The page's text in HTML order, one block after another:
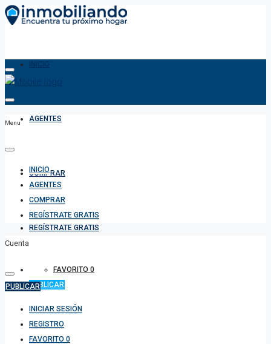
INICIO
AGENTES
COMPRAR
REGÍSTRATE GRATIS
FAVORITO 0
PUBLICAR
Menu
INICIO
AGENTES
COMPRAR
REGÍSTRATE GRATIS
Cuenta
PUBLICAR
INICIAR SESIÓN
REGISTRO
FAVORITO 0